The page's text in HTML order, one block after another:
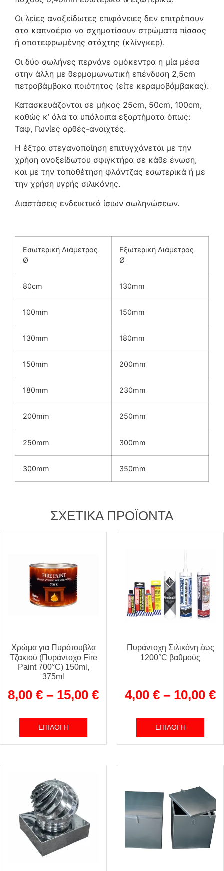
Οι λείες ανοξείδωτες επιφάνειες δεν επιτρέπουν
στα καπναέρια να σχηματίσουν στρώματα πίσσας
ή αποτεφρωμένης στάχτης (κλίνγκερ).
Οι δύο σωλήνες περνάνε ομόκεντρα η μία μέσα
στην άλλη με θερμομωνωτική επένδυση 2,5cm
πετροβάμβακα ποιότητος (είτε κεραμοβάμβακας).
Κατασκευάζονται σε μήκος 25cm, 50cm, 100cm,
καθώς κ’ όλα τα υπόλοιπα εξαρτήματα όπως:
Ταφ, Γωνίες ορθές-ανοιχτές.
Η έξτρα στεγανοποίηση επιτυγχάνεται με την
χρήση ανοξείδωτου σφιγκτήρα σε κάθε ένωση,
και με την τοποθέτηση φλάντζας εσωτερικά ή με
την χρήση υγρής σιλικόνης.
Διαστάσεις ενδεικτικά ίσιων σωληνώσεων.
Εσωτερική Διάμετρος
Ø
Εξωτερική Διάμετρος
Ø
80cm 130mm
100mm 150mm
130mm 180mm
150mm 200mm
180mm 230mm
200mm 250mm
250mm 300mm
300mm 350mm
ΣΧΕΤΙΚΆ ΠΡΟΪΌΝΤΑ
Χρώμα για Πυρότουβλα
Τζακιού (Πυράντοχο Fire
Paint 700°C) 150ml,
375ml
8,00 € – 15,00 €
ΕΠΙΛΟΓΉ
Πυράντοχη Σιλικόνη έως
1200°C βαθμούς
4,00 € – 10,00 €
ΕΠΙΛΟΓΉ